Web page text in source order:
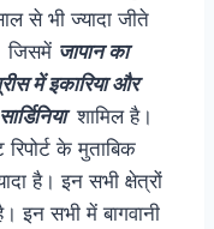
से भी ज्यादा जीते
जिसमें जापान का
में इकारिया और
शामिल है।
के मुताबिक
है। इन सभी क्षेत्रों
इन सभी में बागवानी